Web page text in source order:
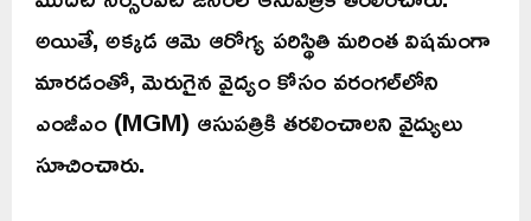
అయితే, అక్కడ ఆమె ఆరోగ్య పరిస్థితి మరింత విషమంగా
మారడంతో, మెరుగైన వైద్యం కోసం వరంగల్‌లోని
ఎంజీఎం (MGM) ఆసుపత్రికి తరలించాలని వైద్యులు
సూచించారు.